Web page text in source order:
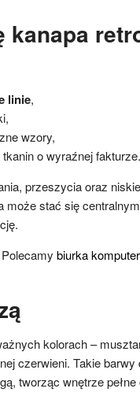
kanapa
linie,
wzory,
o wyraźnej fakturze.
przeszycia oraz
może stać się
biurka
kolorach –
czerwieni. Takie
tworząc wnętrze pełne